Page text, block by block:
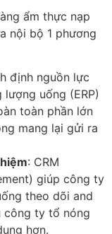
ẩm thực nạp
nội bộ 1 phương
định nguồn lực
uống (ERP)
toàn phần lớn
mang lại gửi ra
: CRM
giúp công ty
theo dõi and
công ty tổ nóng
hơn.